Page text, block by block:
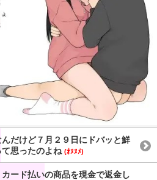
だけど７月２９日にドバッと鮮
思ったのよね (ｵﾇﾇﾒ)
ード払いの商品を現金で返金し